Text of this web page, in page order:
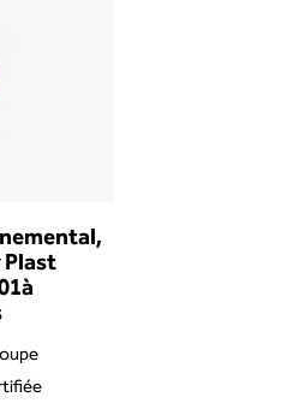
Plast